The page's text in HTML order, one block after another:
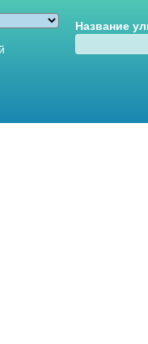
Название